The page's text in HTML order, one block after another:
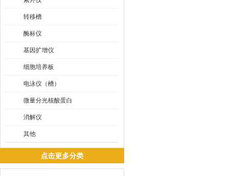
转移槽
酶标仪
基因扩增仪
细胞培养板
电泳仪（槽）
微量分光核酸蛋白
消解仪
其他
点击更多分类